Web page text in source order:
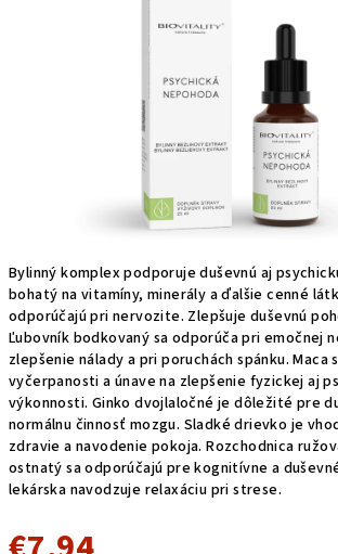
Bylinný komplex podporuje duševnú aj
bohatý na vitamíny, minerály a ďalšie cenné
odporúčajú pri nervozite. Zlepšuje duševnú
Ľubovník bodkovaný sa odporúča pri emočnej
zlepšenie nálady a pri poruchách spánku. Maca
vyčerpanosti a únave na zlepšenie fyzickej aj
výkonnosti. Ginko dvojlaločné je dôležité pre
normálnu činnosť mozgu. Sladké drievko je
zdravie a navodenie pokoja. Rozchodnica
ostnatý sa odporúčajú pre kognitívne a
lekárska navodzuje relaxáciu pri strese.
hviezdičiek.